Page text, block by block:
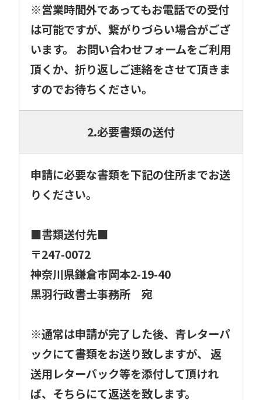
※営業時間外であってもお電話での受付
は可能ですが、繋がりづらい場合がござ
います。 お問い合わせフォームをご利用
頂くか、折り返しご連絡をさせて頂きま
すのでお待ちください。
2.必要書類の送付
申請に必要な書類を下記の住所までお送
りください。
■書類送付先■
〒247-0072
神奈川県鎌倉市岡本2-19-40
黒羽行政書士事務所 宛
※通常は申請が完了した後、青レターパ
ックにて書類をお送り致しますが、 返
送用レターパック等を添付して頂けれ
ば、そちらにて返送を致します。